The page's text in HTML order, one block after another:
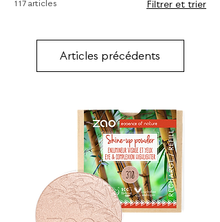
117 articles Filtrer et trier
Articles précédents